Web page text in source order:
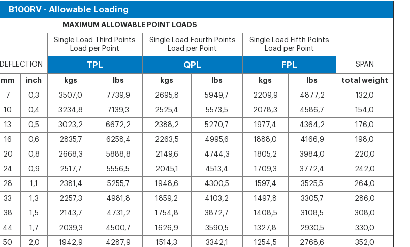
B100RV - Allowable Loading
MAXIMUM ALLOWABLE POINT LOADS
Single Load Third Points
Load per Point
Single Load Fourth Points
Load per Point
Single Load Fifth Points
Load per Point
DEFLECTION TPL QPL FPL SPAN
mm inch kgs lbs kgs lbs kgs lbs
total weight
7 0,3 3507,0 7739,9 2695,8 5949,7 2209,9 4877,2
132,0
10 0,4 3234,8 7139,3 2525,4 5573,5 2078,3 4586,7
154,0
13 0,5 3023,2 6672,2 2388,2 5270,7 1977,4 4364,2
176,0
16 0,6 2835,7 6258,4 2263,5 4995,6 1888,0 4166,9
198,0
20 0,8 2668,3 5888,8 2149,6 4744,3 1805,2 3984,0
220,0
24 0,9 2517,7 5556,5 2045,1 4513,4 1709,3 3772,4
242,0
28 1,1 2381,4 5255,7 1948,6 4300,5 1597,4 3525,5
264,0
33 1,3 2257,3 4981,8 1859,2 4103,2 1497,8 3305,7
286,0
38 1,5 2143,7 4731,2 1754,8 3872,7 1408,5 3108,5
308,0
44 1,7 2039,3 4500,7 1626,9 3590,5 1327,8 2930,5
330,0
50 2,0 1942,9 4287,9 1514,3 3342,1 1254,5 2768,6
352,0